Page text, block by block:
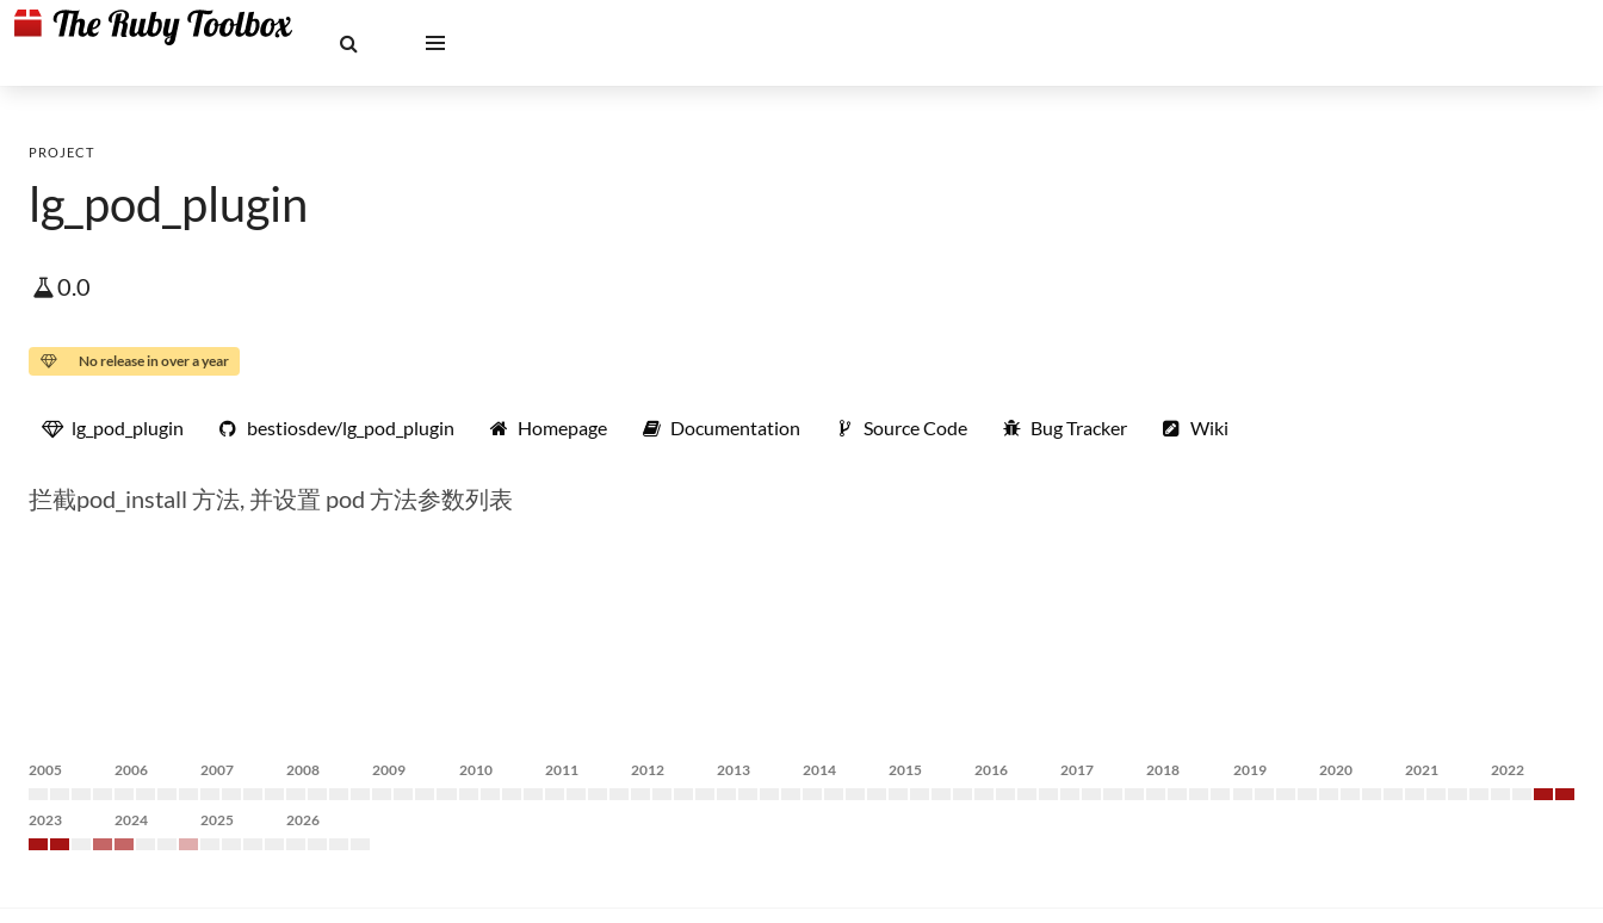
PROJECT
lg_pod_plugin
0.0
No release in over a year
lg_pod_plugin bestiosdev/lg_pod_plugin Homepage Documentation Source Code Bug Tracker Wiki
拦截pod_install 方法, 并设置 pod 方法参数列表
2005 2006 2007 2008 2009 2010 2011 2012 2013 2014 2015 2016 2017 2018 2019 2020 2021 2022
2023 2024 2025 2026